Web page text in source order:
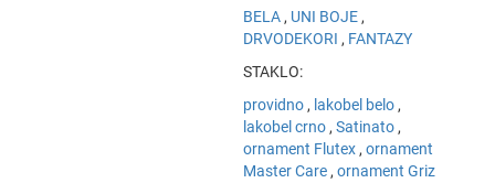
BELA, UNI BOJE,
DRVODEKORI , FANTAZY
STAKLO:
providno, lakobel belo,
lakobel crno, Satinato,
ornament Flutex, ornament
Master Care, ornament Griz